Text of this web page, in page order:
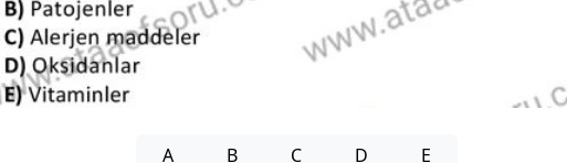
A B C D E